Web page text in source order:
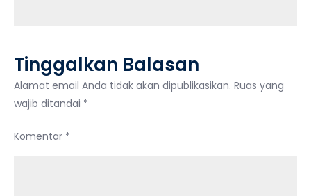
Tinggalkan Balasan
Alamat email Anda tidak akan dipublikasikan. Ruas yang
wajib ditandai *
Komentar *